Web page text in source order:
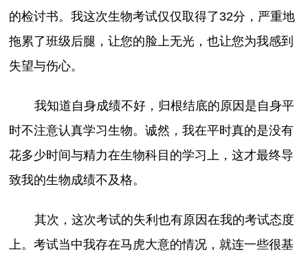
的检讨书。我这次生物考试仅仅取得了32分，严重地
拖累了班级后腿，让您的脸上无光，也让您为我感到
失望与伤心。
我知道自身成绩不好，归根结底的原因是自身平
时不注意认真学习生物。诚然，我在平时真的是没有
花多少时间与精力在生物科目的学习上，这才最终导
致我的生物成绩不及格。
其次，这次考试的失利也有原因在我的考试态度
上。考试当中我存在马虎大意的情况，就连一些很基